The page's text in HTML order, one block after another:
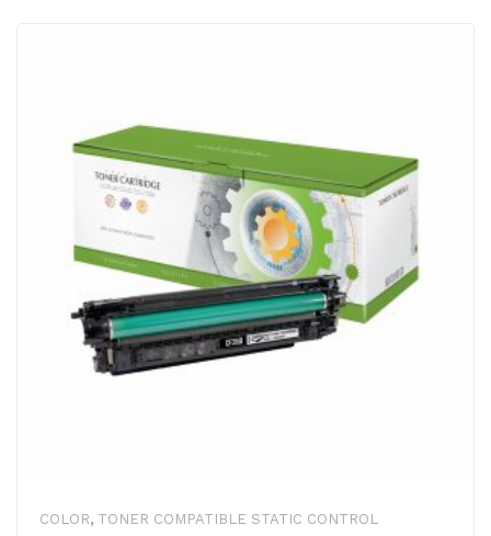
COLOR, TONER COMPATIBLE STATIC CONTROL